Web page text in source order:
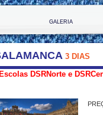
GALERIA
3 DIAS
DSRNorte e